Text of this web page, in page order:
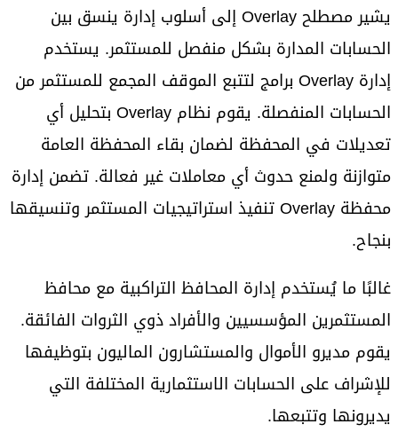
يشير مصطلح Overlay إلى أسلوب إدارة ينسق بين
الحسابات المدارة بشكل منفصل للمستثمر. يستخدم
إدارة Overlay برامج لتتبع الموقف المجمع للمستثمر من
الحسابات المنفصلة. يقوم نظام Overlay بتحليل أي
تعديلات في المحفظة لضمان بقاء المحفظة العامة
متوازنة ولمنع حدوث أي معاملات غير فعالة. تضمن إدارة
محفظة Overlay تنفيذ استراتيجيات المستثمر وتنسيقها
بنجاح.
غالبًا ما يُستخدم إدارة المحافظ التراكبية مع محافظ
المستثمرين المؤسسيين والأفراد ذوي الثروات الفائقة.
يقوم مديرو الأموال والمستشارون الماليون بتوظيفها
للإشراف على الحسابات الاستثمارية المختلفة التي
يديرونها وتتبعها.